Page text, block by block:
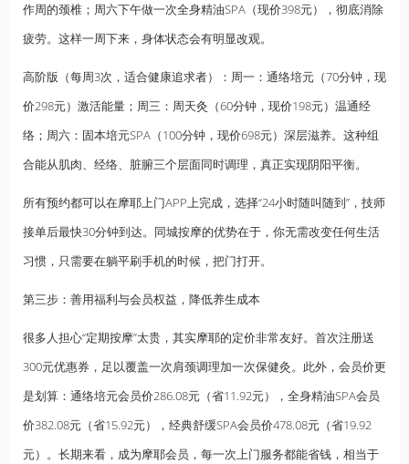
作周的颈椎；周六下午做一次全身精油SPA（现价398元），彻底消除
疲劳。这样一周下来，身体状态会有明显改观。
高阶版（每周3次，适合健康追求者）：周一：通络培元（70分钟，现
价298元）激活能量；周三：周天灸（60分钟，现价198元）温通经
络；周六：固本培元SPA（100分钟，现价698元）深层滋养。这种组
合能从肌肉、经络、脏腑三个层面同时调理，真正实现阴阳平衡。
所有预约都可以在摩耶上门APP上完成，选择“24小时随叫随到”，技师
接单后最快30分钟到达。同城按摩的优势在于，你无需改变任何生活
习惯，只需要在躺平刷手机的时候，把门打开。
第三步：善用福利与会员权益，降低养生成本
很多人担心“定期按摩”太贵，其实摩耶的定价非常友好。首次注册送
300元优惠券，足以覆盖一次肩颈调理加一次保健灸。此外，会员价更
是划算：通络培元会员价286.08元（省11.92元），全身精油SPA会员
价382.08元（省15.92元），经典舒缓SPA会员价478.08元（省19.92
元）。长期来看，成为摩耶会员，每一次上门服务都能省钱，相当于